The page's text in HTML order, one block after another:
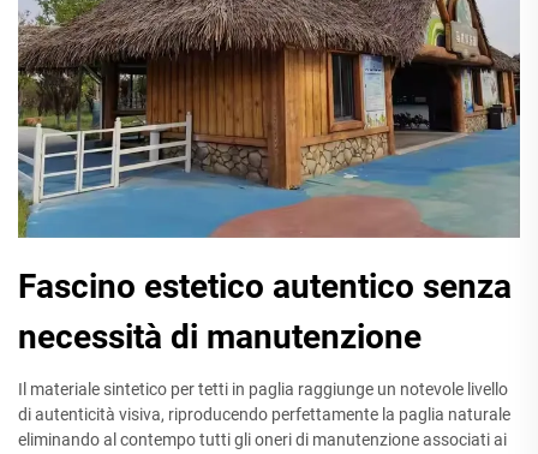
Fascino estetico autentico senza
necessità di manutenzione
Il materiale sintetico per tetti in paglia raggiunge un notevole livello
di autenticità visiva, riproducendo perfettamente la paglia naturale
eliminando al contempo tutti gli oneri di manutenzione associati ai